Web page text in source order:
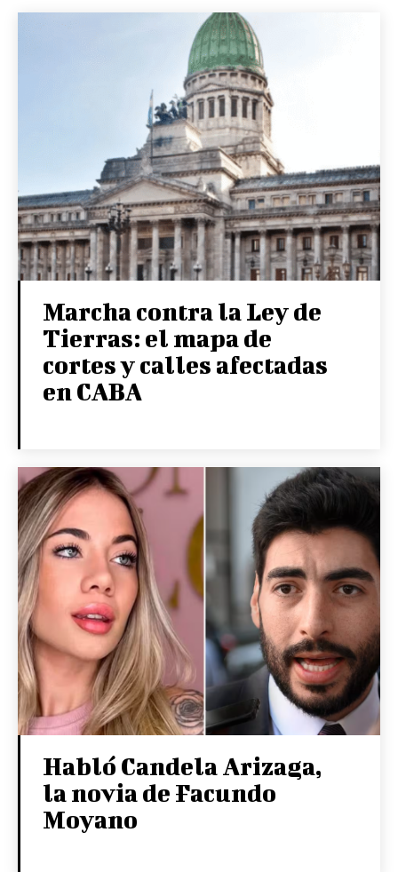
Marcha contra la Ley de
Tierras: el mapa de
cortes y calles afectadas
en CABA
Habló Candela Arizaga,
la novia de Facundo
Moyano